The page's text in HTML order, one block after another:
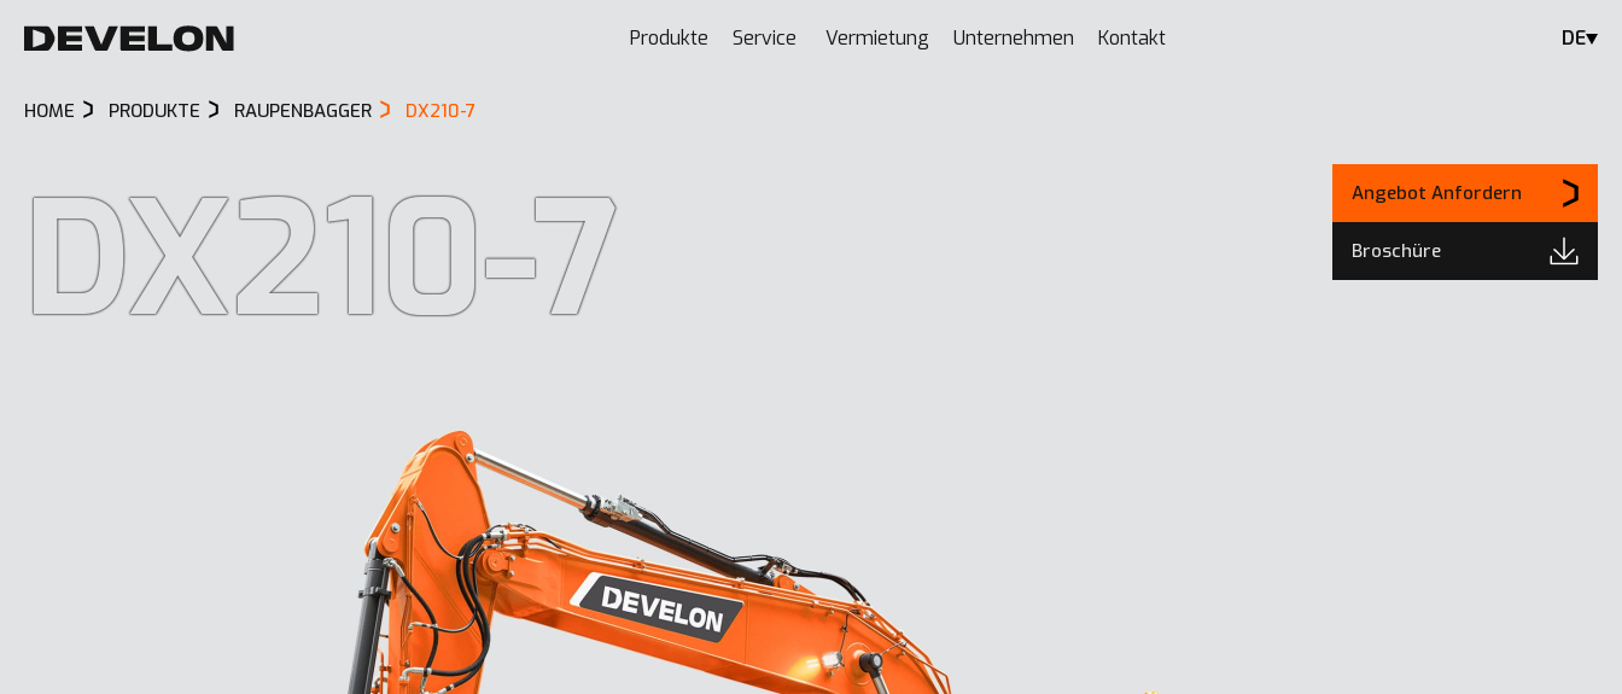
Produkte Service Vermietung Unternehmen Kontakt DE
HOME PRODUKTE RAUPENBAGGER DX210-7
DX210-7 Angebot Anfordern
Broschüre